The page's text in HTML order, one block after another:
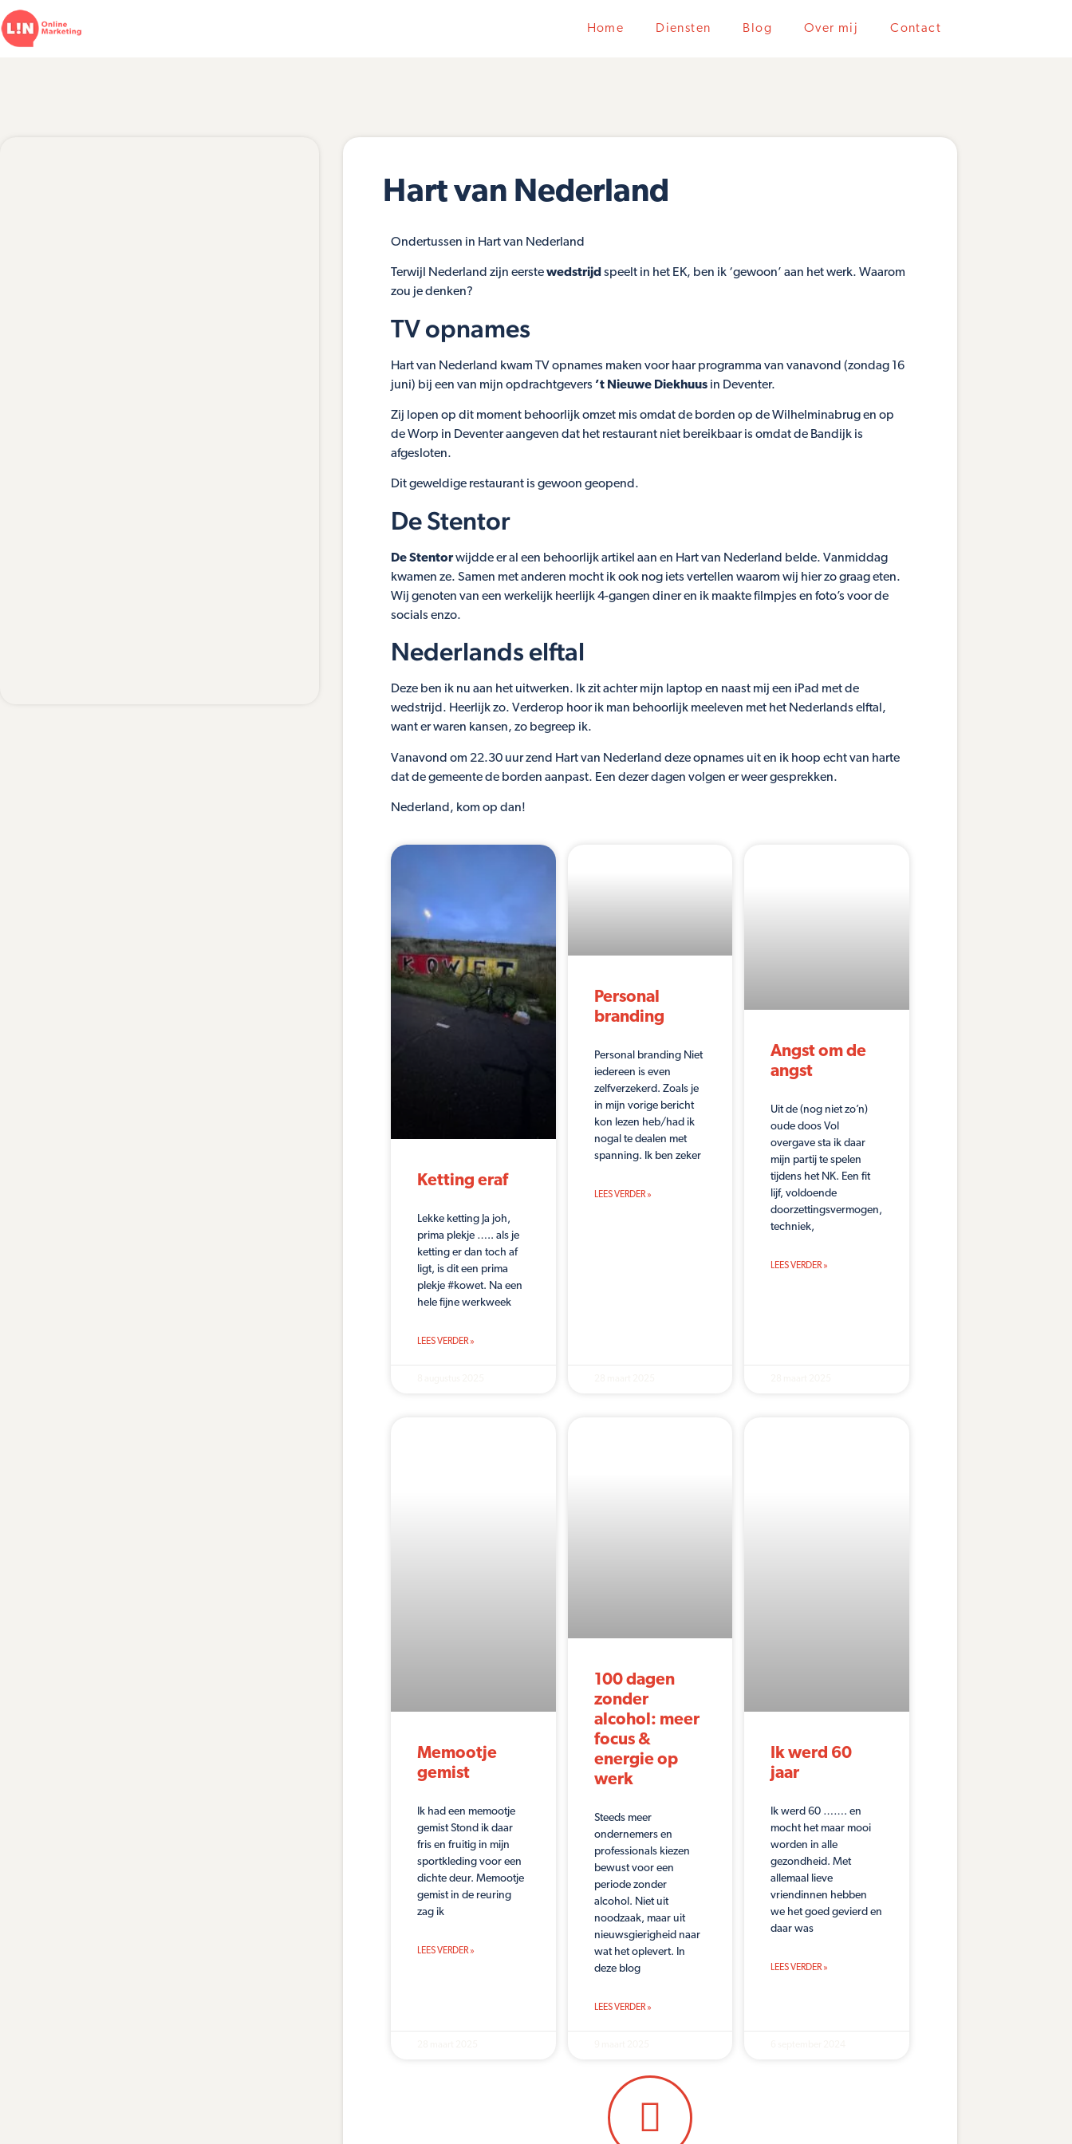
Home Diensten Blog Over mij Contact
Hart van Nederland
Ondertussen in Hart van Nederland
Terwijl Nederland zijn eerstewedstrijd speelt in het EK, ben ik ‘gewoon’ aan het werk. Waarom
zou je denken?
TV opnames
Hart van Nederland kwam TV opnames maken voor haar programma van vanavond (zondag 16
juni) bij een van mijn opdrachtgevers ’t Nieuwe Diekhuusin Deventer.
Zij lopen op dit moment behoorlijk omzet mis omdat de borden op de Wilhelminabrug en op
de Worp in Deventer aangeven dat het restaurant niet bereikbaar is omdat de Bandijk is
afgesloten.
Dit geweldige restaurant is gewoon geopend.
De Stentor
De Stentorwijdde er al een behoorlijk artikel aan en Hart van Nederland belde. Vanmiddag
kwamen ze. Samen met anderen mocht ik ook nog iets vertellen waarom wij hier zo graag eten.
Wij genoten van een werkelijk heerlijk 4-gangen diner en ik maakte filmpjes en foto’s voor de
socials enzo.
Nederlands elftal
Deze ben ik nu aan het uitwerken. Ik zit achter mijn laptop en naast mij een iPad met de
wedstrijd. Heerlijk zo. Verderop hoor ik man behoorlijk meeleven met het Nederlands elftal,
want er waren kansen, zo begreep ik.
Vanavond om 22.30 uur zend Hart van Nederland deze opnames uit en ik hoop echt van harte
dat de gemeente de borden aanpast. Een dezer dagen volgen er weer gesprekken.
Nederland, kom op dan!
Ketting eraf
Lekke ketting Ja joh,
prima plekje ….. als je
ketting er dan toch af
ligt, is dit een prima
plekje #kowet. Na een
hele fijne werkweek
LEES VERDER »
Personal
branding
Personal branding Niet
iedereen is even
zelfverzekerd. Zoals je
in mijn vorige bericht
kon lezen heb/had ik
nogal te dealen met
spanning. Ik ben zeker
LEES VERDER »
Angst om de
angst
Uit de (nog niet zo’n)
oude doos Vol
overgave sta ik daar
mijn partij te spelen
tijdens het NK. Een fit
lijf, voldoende
doorzettingsvermogen,
techniek,
LEES VERDER »
Memootje
gemist
Ik had een memootje
gemist Stond ik daar
fris en fruitig in mijn
sportkleding voor een
dichte deur. Memootje
gemist in de reuring
zag ik
LEES VERDER »
100 dagen
zonder
alcohol: meer
focus &
energie op
werk
Steeds meer
ondernemers en
professionals kiezen
bewust voor een
periode zonder
alcohol. Niet uit
noodzaak, maar uit
nieuwsgierigheid naar
wat het oplevert. In
deze blog
LEES VERDER »
Ik werd 60
jaar
Ik werd 60 ……. en
mocht het maar mooi
worden in alle
gezondheid. Met
allemaal lieve
vriendinnen hebben
we het goed gevierd en
daar was
LEES VERDER »